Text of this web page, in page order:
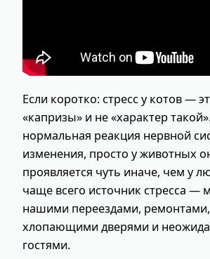
Если коротко: стресс у котов —
«капризы» и не «характер
нормальная реакция нервной
изменения, просто у животных
проявляется чуть иначе, чем у
чаще всего источник стресса —
нашими переездами,
хлопающими дверями и
гостями.